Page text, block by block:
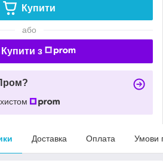
Купити
або
Купити з
Доставка Оплата Умови